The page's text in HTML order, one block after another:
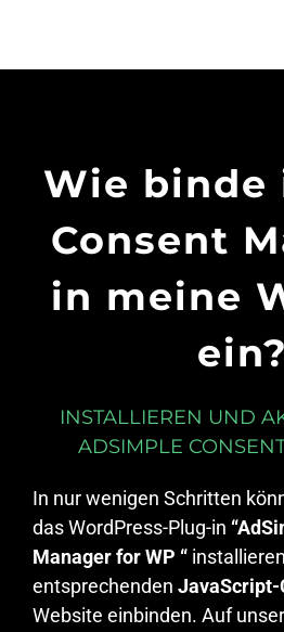
Wie binde
Consent
in meine
ein?
INSTALLIEREN UND
ADSIMPLE
In nur wenigen Schritten
das WordPress-Plug-in
Manager for WP “
entsprechenden JavaScript-
Website einbinden. Auf